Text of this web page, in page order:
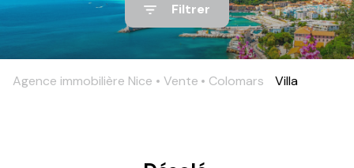
L'AGENCE
NOS
Filtrer
Agence immobilière Nice Vente Colomars Villa